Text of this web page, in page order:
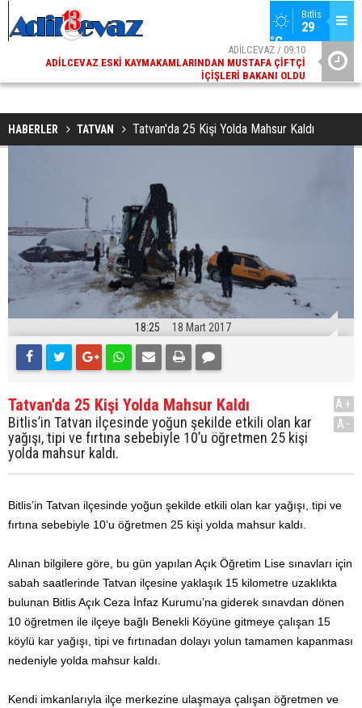
Bitlis
29
°C
ADİLCEVAZ / 09:10
ADILCEVAZ ESKI KAYMAKAMLARINDAN MUSTAFA ÇIFTÇI
İÇIŞLERI BAKANI OLDU
HABERLER TATVAN Tatvan'da 25 Kişi Yolda Mahsur Kaldı
18:25 18 Mart 2017
Tatvan'da 25 Kişi Yolda Mahsur Kaldı
Bitlis’in Tatvan ilçesinde yoğun şekilde etkili olan kar
yağışı, tipi ve fırtına sebebiyle 10’u öğretmen 25 kişi
yolda mahsur kaldı.
A+
A-
Bitlis’in Tatvan ilçesinde yoğun şekilde etkili olan kar yağışı, tipi ve
fırtına sebebiyle 10’u öğretmen 25 kişi yolda mahsur kaldı.
Alınan bilgilere göre, bu gün yapılan Açık Öğretim Lise sınavları için
sabah saatlerinde Tatvan ilçesine yaklaşık 15 kilometre uzaklıkta
bulunan Bitlis Açık Ceza İnfaz Kurumu’na giderek sınavdan dönen
10 öğretmen ile ilçeye bağlı Benekli Köyüne gitmeye çalışan 15
köylü kar yağışı, tipi ve fırtınadan dolayı yolun tamamen kapanması
nedeniyle yolda mahsur kaldı.
Kendi imkanlarıyla ilçe merkezine ulaşmaya çalışan öğretmen ve